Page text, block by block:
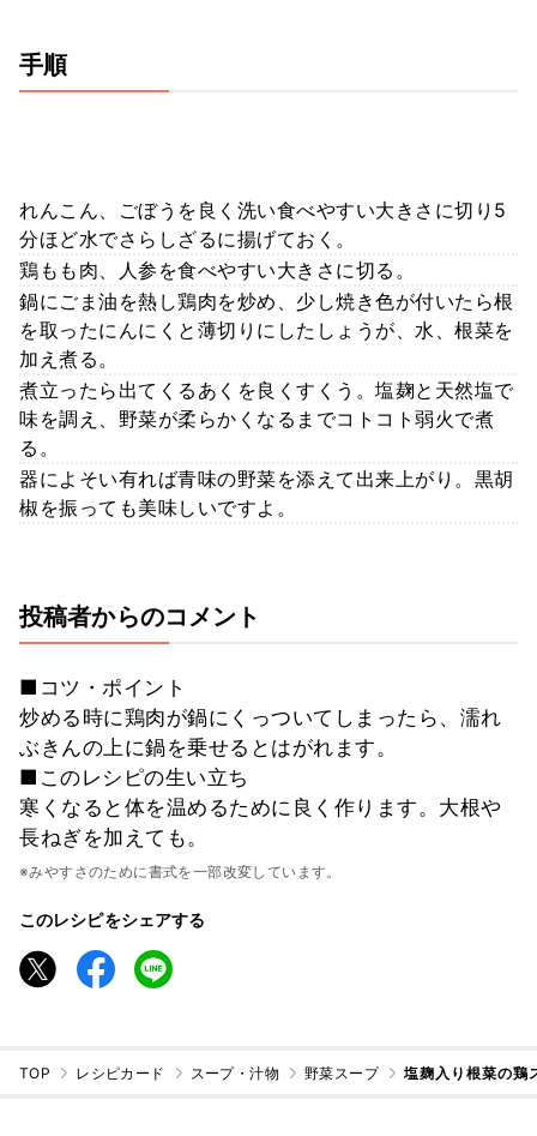
手順
れんこん、ごぼうを良く洗い食べやすい大きさに切り5
分ほど水でさらしざるに揚げておく。
鶏もも肉、人参を食べやすい大きさに切る。
鍋にごま油を熱し鶏肉を炒め、少し焼き色が付いたら根
を取ったにんにくと薄切りにしたしょうが、水、根菜を
加え煮る。
煮立ったら出てくるあくを良くすくう。塩麹と天然塩で
味を調え、野菜が柔らかくなるまでコトコト弱火で煮
る。
器によそい有れば青味の野菜を添えて出来上がり。黒胡
椒を振っても美味しいですよ。
投稿者からのコメント
■コツ・ポイント
炒める時に鶏肉が鍋にくっついてしまったら、濡れ
ぶきんの上に鍋を乗せるとはがれます。
■このレシピの生い立ち
寒くなると体を温めるために良く作ります。大根や
長ねぎを加えても。
※みやすさのために書式を一部改変しています。
このレシピをシェアする
TOP レシピカード スープ・汁物 野菜スープ 塩麹入り根菜の鶏